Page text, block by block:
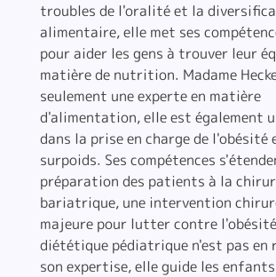
troubles de l'oralité et la
alimentaire, elle met ses
pour aider les gens à trouver leur
matière de nutrition. Madame
seulement une experte en matière
d'alimentation, elle est également
dans la prise en charge de l'obésité
surpoids. Ses compétences
préparation des patients à la
bariatrique, une intervention
majeure pour lutter contre
diététique pédiatrique n'est pas en
son expertise, elle guide les